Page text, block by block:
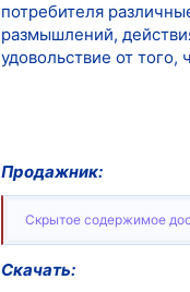
потребителя
размышлений,
удовольствие от
Продажник:
Скрытое содержимое
Скачать: